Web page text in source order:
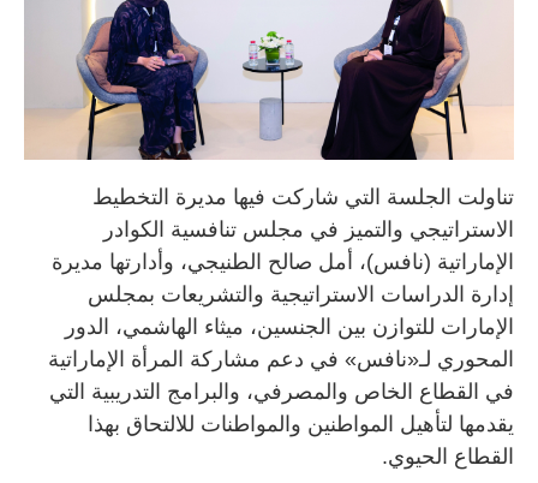
تناولت الجلسة التي شاركت فيها مديرة التخطيط
الاستراتيجي والتميز في مجلس تنافسية الكوادر
الإماراتية (نافس)، أمل صالح الطنيجي، وأدارتها مديرة
إدارة الدراسات الاستراتيجية والتشريعات بمجلس
الإمارات للتوازن بين الجنسين، ميثاء الهاشمي، الدور
المحوري لـ«نافس» في دعم مشاركة المرأة الإماراتية
في القطاع الخاص والمصرفي، والبرامج التدريبية التي
يقدمها لتأهيل المواطنين والمواطنات للالتحاق بهذا
القطاع الحيوي.